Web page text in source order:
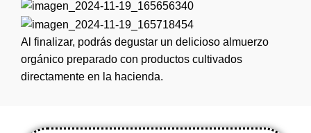
Al finalizar, podrás degustar un delicioso almuerzo
orgánico preparado con productos cultivados
directamente en la hacienda.